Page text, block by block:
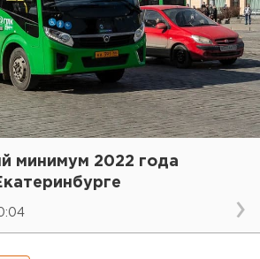
минимум 2022 года